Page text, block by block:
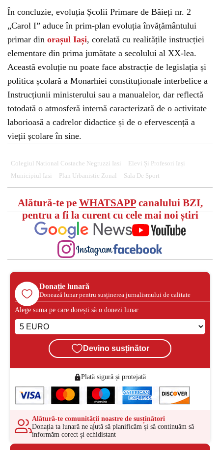
În concluzie, evoluția Școlii Primare de Băieți nr. 2
„Carol I” aduce în prim-plan evoluția învățământului
primar din orașul Iași, corelată cu realitățile instrucției
elementare din prima jumătate a secolului al XX-lea.
Această evoluție nu poate face abstracție de legislația și
politica școlară a Monarhiei constituționale interbelice a
Instrucțiunii ministerului sau a manualelor, dar reflectă
totodată o atmosferă internă caracterizată de o activitate
laborioasă a cadrelor didactice și de o efervescență a
vieții școlare în sine.
Colegiul National Costache Negruzzi Iasi
Elevi Și Profesori Iași
Municipiul Iasi
Plan Urbanistic Zonal Sala De Sport
Alătură-te pe WHATSAPPcanalului BZI,
pentru a fi la curent cu cele mai noi știri
Donație lunară
Donează lunar pentru susținerea jurnalismului de calitate
Alege suma pe care dorești să o donezi lunar
Devino susținător
Plată sigură și protejată
Alătură-te comunității noastre de susținători
Donația ta lunară ne ajută să planificăm și să continuăm să
informăm corect și echidistant